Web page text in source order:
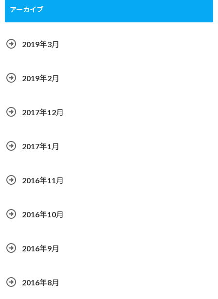
アーカイブ
2019年3月
2019年2月
2017年12月
2017年1月
2016年11月
2016年10月
2016年9月
2016年8月